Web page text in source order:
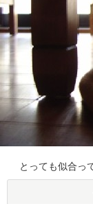
とっても似合っ